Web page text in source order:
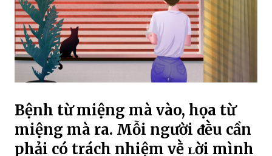
Bệnh từ miệng mà vào, họa từ
miệng mà ra. Mỗi người ᵭḕu cần
phải có trách nhiệm vḕ ʟời mình